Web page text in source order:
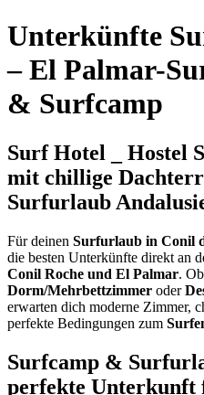
Unterkünfte
– El Palmar-
& Surfcamp
Surf Hotel _ Hostel
mit chillige
Surfurlaub
Für deinen Surfurlaub in Conil
die besten Unterkünfte direkt an
Conil Roche und El Palmar. Ob
Dorm/Mehrbettzimmer oder
erwarten dich moderne Zimmer,
perfekte Bedingungen zum
Surfcamp &
perfekte Unterkunft